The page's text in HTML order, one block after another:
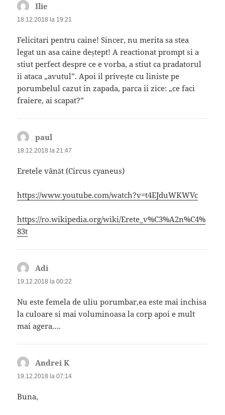
Ilie
18.12.2018 la 19:21
Felicitari pentru caine! Sincer, nu merita sa stea
legat un asa caine deștept! A reactionat prompt si a
stiut perfect despre ce e vorba, a stiut ca pradatorul
ii ataca „avutul”. Apoi il privește cu liniste pe
porumbelul cazut in zapada, parca ii zice: „ce faci
fraiere, ai scapat?”
paul
18.12.2018 la 21:47
Eretele vânăt (Circus cyaneus)
https://www.youtube.com/watch?v=t4EJduWKWVc
https://ro.wikipedia.org/wiki/Erete_v%C3%A2n%C4%
83t
Adi
19.12.2018 la 00:22
Nu este femela de uliu porumbar,ea este mai inchisa
la culoare si mai voluminoasa la corp apoi e mult
mai agera….
Andrei K
19.12.2018 la 07:14
Buna,